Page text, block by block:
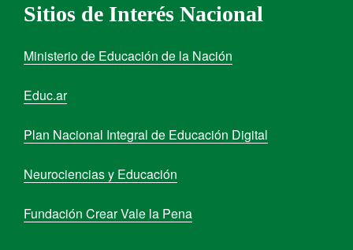
Sitios de Interés Nacional
Ministerio de Educación de la Nación
Educ.ar
Plan Nacional Integral de Educación Digital
Neurociencias y Educación
Fundación Crear Vale la Pena